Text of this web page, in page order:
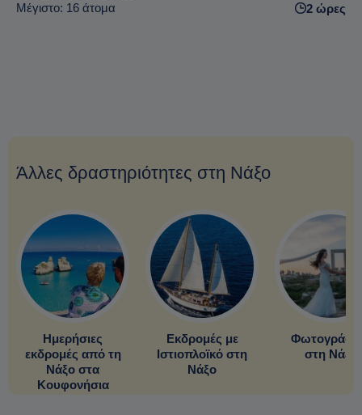
Μέγιστο: 16 άτομα
2 ώρες
Άλλες δραστηριότητες στη Νάξο
Ημερήσιες
εκδρομές από τη
Νάξο στα
Κουφονήσια
Εκδρομές με
Ιστιοπλοϊκό στη
Νάξο
στη Νάξο